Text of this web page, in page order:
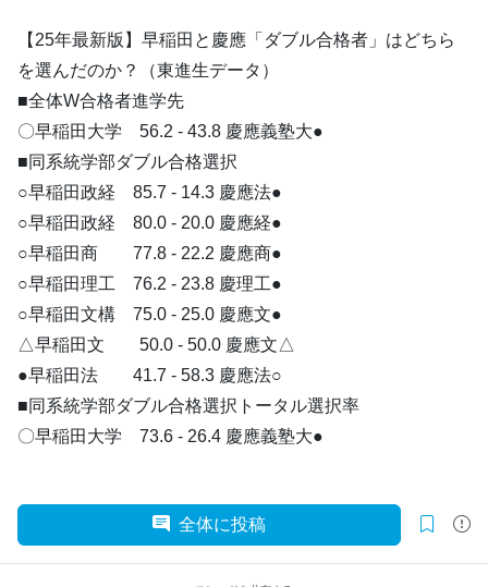
【25年最新版】早稲田と慶應「ダブル合格者」はどちら
を選んだのか？（東進生データ）
■全体W合格者進学先
〇早稲田大学 56.2 - 43.8 慶應義塾大●
■同系統学部ダブル合格選択
○早稲田政経 85.7 - 14.3 慶應法●
○早稲田政経 80.0 - 20.0 慶應経●
○早稲田商 77.8 - 22.2 慶應商●
○早稲田理工 76.2 - 23.8 慶理工●
○早稲田文構 75.0 - 25.0 慶應文●
△早稲田文 50.0 - 50.0 慶應文△
●早稲田法 41.7 - 58.3 慶應法○
■同系統学部ダブル合格選択トータル選択率
〇早稲田大学 73.6 - 26.4 慶應義塾大●
全体に投稿